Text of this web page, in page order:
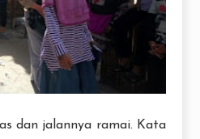
dan jalannya ramai. Kata